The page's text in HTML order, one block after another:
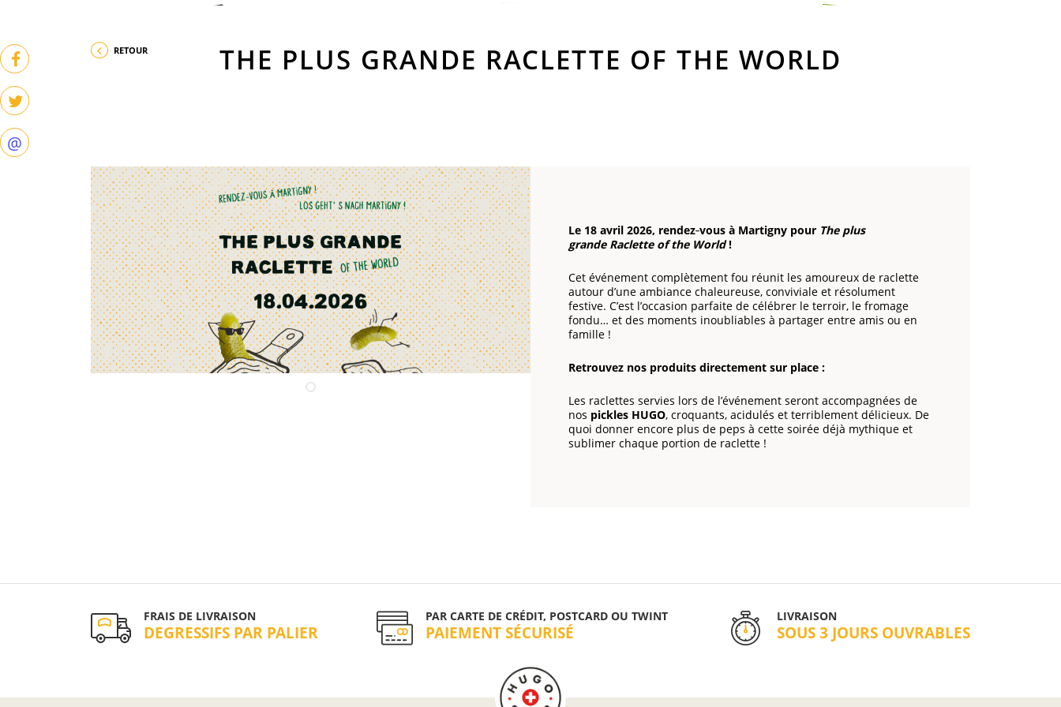
RETOUR THE PLUS GRANDE RACLETTE OF THE WORLD
Le 18 avril 2026, rendez‑vous à Martigny pour The plus
grande Raclette of the World!
Cet événement complètement fou réunit les amoureux de raclette
autour d’une ambiance chaleureuse, conviviale et résolument
festive. C’est l’occasion parfaite de célébrer le terroir, le fromage
fondu… et des moments inoubliables à partager entre amis ou en
famille !
Retrouvez nos produits directement sur place :
Les raclettes servies lors de l’événement seront accompagnées de
nos pickles HUGO, croquants, acidulés et terriblement délicieux. De
quoi donner encore plus de peps à cette soirée déjà mythique et
sublimer chaque portion de raclette !
@
FRAIS DE LIVRAISON
DEGRESSIFS PAR PALIER
PAR CARTE DE CRÉDIT, POSTCARD OU TWINT
PAIEMENT SÉCURISÉ
LIVRAISON
SOUS 3 JOURS OUVRABLES